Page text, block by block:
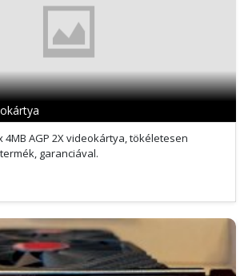
4MB AGP 2X videokártya, tökéletesen
garanciával.